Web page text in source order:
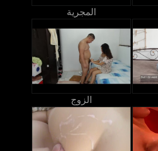
المجرية
الزوج